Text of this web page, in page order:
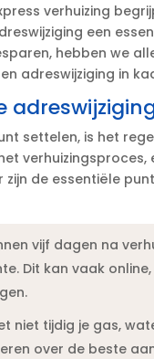
verhuizing
een
hebben we
adreswijziging in
settelen, is het
verhuizingsproces,
zijn de essentiële
vijf dagen na
Dit kan vaak
niet tijdig je gas,
over de beste